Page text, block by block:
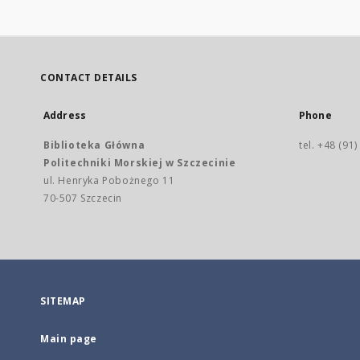
CONTACT DETAILS
Address
Biblioteka Główna
Politechniki Morskiej w Szczecinie
ul. Henryka Pobożnego 11
70-507 Szczecin
Phone
tel. +48
SITEMAP
Main page